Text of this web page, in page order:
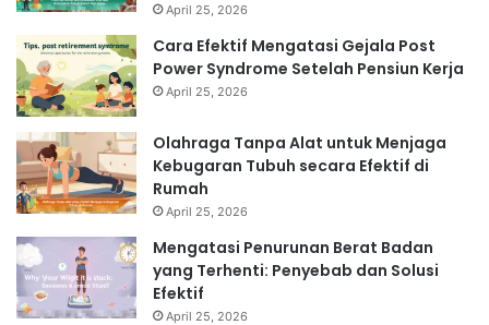
April 25, 2026
Cara Efektif Mengatasi Gejala Post
Power Syndrome Setelah Pensiun Kerja
April 25, 2026
Olahraga Tanpa Alat untuk Menjaga
Kebugaran Tubuh secara Efektif di
Rumah
April 25, 2026
Mengatasi Penurunan Berat Badan
yang Terhenti: Penyebab dan Solusi
Efektif
April 25, 2026